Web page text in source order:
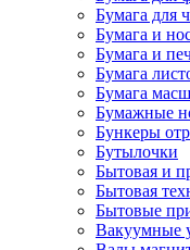
Бумага для
Бумага и
Бумага и
Бумага
Бумага
Бумажные
Бункеры
Бутылочки
Бытовая и
Бытовая
Бытовые
Вакуумные